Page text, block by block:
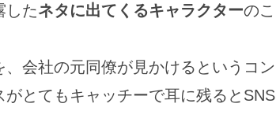
したネタに出てくるキャラクターのこ
会社の元同僚が見かけるというコン
とてもキャッチーで耳に残るとSNS